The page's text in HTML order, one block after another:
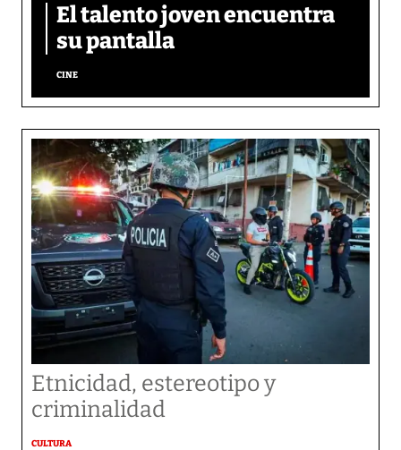
El talento joven encuentra
su pantalla​
CINE
Etnicidad, estereotipo y
criminalidad
CULTURA